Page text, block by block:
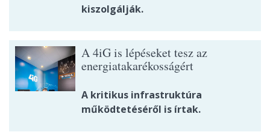
kiszolgálják.
A 4iG is lépéseket tesz az
energiatakarékosságért
A kritikus infrastruktúra
működtetéséről is írtak.